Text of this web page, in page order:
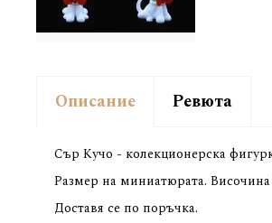
Описание
Сър Кучо - колекционерска
Размер на миниатюрата.
Доставя се по поръчка.
Ревюта